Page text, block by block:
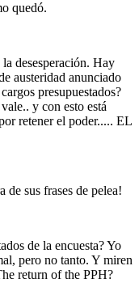
quedó.
desesperación. Hay
austeridad anunciado
presupuestados?
y con esto está
retener el poder..... EL
sus frases de pelea!
de la encuesta? Yo
pero no tanto. Y miren
return of the PPH?